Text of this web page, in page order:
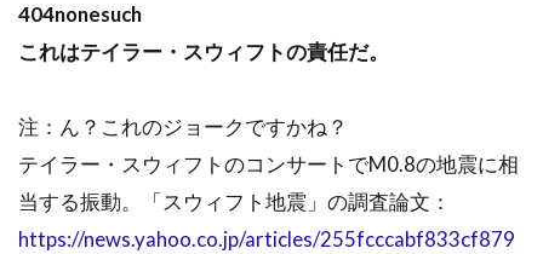
404nonesuch
これはテイラー・スウィフトの責任だ。
注：ん？これのジョークですかね？
テイラー・スウィフトのコンサートでM0.8の地震に相
当する振動。「スウィフト地震」の調査論文：
https://news.yahoo.co.jp/articles/255fcccabf833cf879